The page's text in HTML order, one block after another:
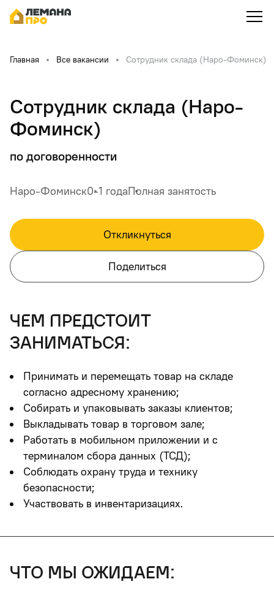
Главная Все вакансии Сотрудник склада (Наро-Фоминск)
Сотрудник склада (Наро-
Фоминск)
по договоренности
Наро-Фоминск0-1 годаПолная занятость
Откликнуться
Поделиться
чем предстоит
заниматься:
Принимать и перемещать товар на складе
согласно адресному хранению;
Собирать и упаковывать заказы клиентов;
Выкладывать товар в торговом зале;
Работать в мобильном приложении и с
терминалом сбора данных (ТСД);
Соблюдать охрану труда и технику
безопасности;
Участвовать в инвентаризациях.
что мы ожидаем: